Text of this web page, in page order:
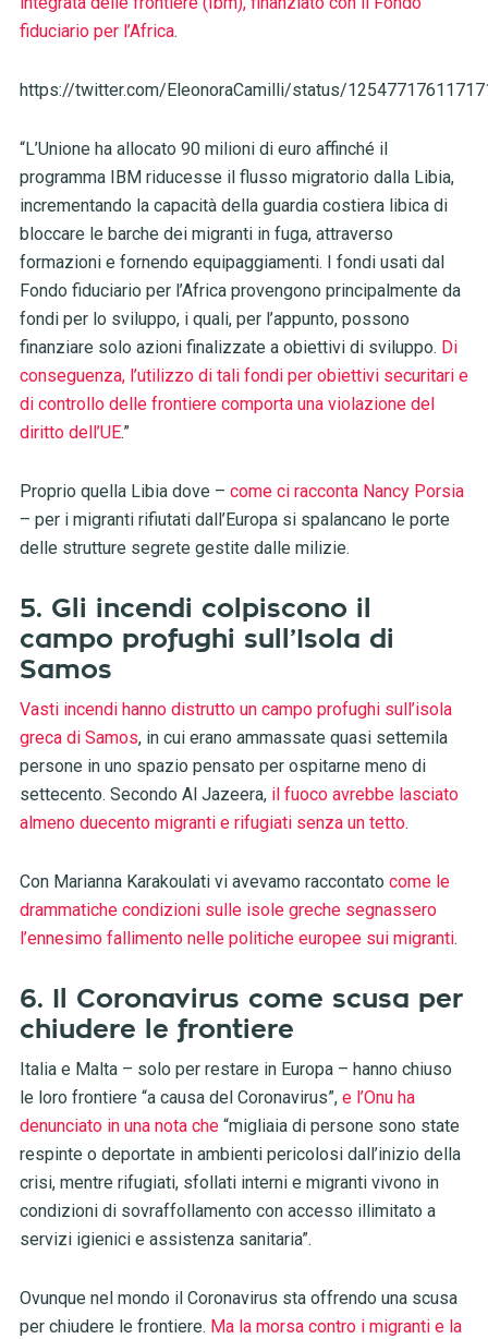
fiduciario per l’Africa.
https://twitter.com/EleonoraCamilli/status/
“L’Unione ha allocato 90 milioni di euro affinché il
programma IBM riducesse il flusso migratorio dalla Libia,
incrementando la capacità della guardia costiera libica di
bloccare le barche dei migranti in fuga, attraverso
formazioni e fornendo equipaggiamenti. I fondi usati dal
Fondo fiduciario per l’Africa provengono principalmente da
fondi per lo sviluppo, i quali, per l’appunto, possono
finanziare solo azioni finalizzate a obiettivi di sviluppo. Di
conseguenza, l’utilizzo di tali fondi per obiettivi securitari e
di controllo delle frontiere comporta una violazione del
diritto dell’UE.”
Proprio quella Libia dove – come ci racconta Nancy Porsia
– per i migranti rifiutati dall’Europa si spalancano le porte
delle strutture segrete gestite dalle milizie.
5. Gli incendi colpiscono il
campo profughi sull’Isola di
Samos
Vasti incendi hanno distrutto un campo profughi sull’isola
greca di Samos, in cui erano ammassate quasi settemila
persone in uno spazio pensato per ospitarne meno di
settecento. Secondo Al Jazeera, il fuoco avrebbe lasciato
almeno duecento migranti e rifugiati senza un tetto.
Con Marianna Karakoulati vi avevamo raccontato come le
drammatiche condizioni sulle isole greche segnassero
l’ennesimo fallimento nelle politiche europee sui migranti.
6. Il Coronavirus come scusa per
chiudere le frontiere
Italia e Malta – solo per restare in Europa – hanno chiuso
le loro frontiere “a causa del Coronavirus”, e l’Onu ha
denunciato in una nota che“migliaia di persone sono state
respinte o deportate in ambienti pericolosi dall’inizio della
crisi, mentre rifugiati, sfollati interni e migranti vivono in
condizioni di sovraffollamento con accesso illimitato a
servizi igienici e assistenza sanitaria”.
Ovunque nel mondo il Coronavirus sta offrendo una scusa
per chiudere le frontiere. Ma la morsa contro i migranti e la